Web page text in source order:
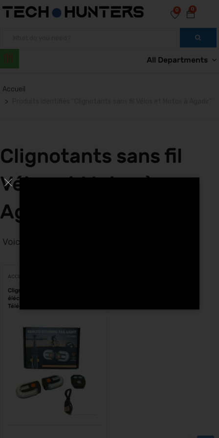
0
0
All Departments
Accueil
Clignotants sans fil
Vélos et Motos à
Agadir
Voici le seul résultat
ACCESSOIRES
Clignotants trottinettes
éléctriques et vélo
Télécommande sans fil